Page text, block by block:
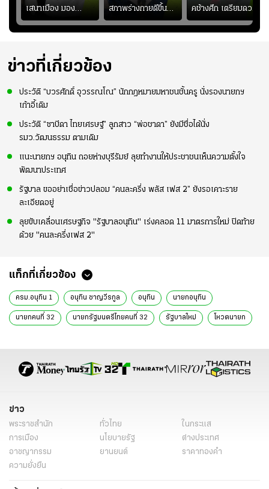
เสนาเมือง มอง
ว่าการเปิดโอกาสให้
แข้งดาวรุ่งลงสนาม
สภาพร่างกายดีขึ้น
อย่างต่อเนื่อง พร้อม
พยายามลงสนามให้
ความมั่นใจ
คช้างศึก เตรียมดวล
เมียนมา อาเซียน คัพ
2026 #ฟุตบอล
ข่าวที่เกี่ยวข้อง
ประวัติ “บวรศักดิ์ อุวรรณโณ” นักกฎหมายมหาชนชั้นครู นั่งรองนายกฯ
เก้าอี้เดิม
ประวัติ “ซาบีดา ไทยเศรษฐ์” ลูกสาว “พ่อชาดา” ยังมีชื่อได้นั่ง
รมว.วัฒนธรรม ตามเดิม
แนะนายกฯ อนุทิน ถอยห่างบุรีรัมย์ ลุยทำงานให้ประชาชนเห็นความตั้งใจ
พัฒนาประเทศ
รัฐบาล ขออย่าเชื่อข่าวปลอม “คนละครึ่ง พลัส เฟส 2” ยังรอเคาะราย
ละเอียดอยู่
ลุยขับเคลื่อนเศรษฐกิจ "รัฐบาลอนุทิน" เร่งคลอด 11 มาตรการใหม่ ปิดท้าย
ด้วย "คนละครึ่งเฟส 2"
แท็กที่เกี่ยวข้อง
ครม.อนุทิน 1 อนุทิน ชาญวีรกูล อนุทิน นายกอนุทิน
นายกคนที่ 32 นายกรัฐมนตรีไทยคนที่ 32 รัฐบาลใหม่ โหวตนายก
โผครม.อนุทิน 1 ครม.ชุดใหม่ จัดตั้งรัฐบาล
ข่าว
พระราชสำนัก ทั่วไทย
ในกระแส
การเมือง
นโยบายรัฐ
ต่างประเทศ
อาชญากรรม
ยานยนต์
ราคาทองคำ
ความยั่งยืน